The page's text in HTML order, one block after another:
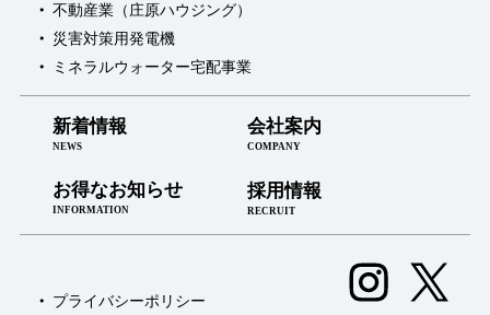
不動産業（庄原ハウジング）
災害対策用発電機
ミネラルウォーター宅配事業
新着情報
NEWS
お得なお知らせ
INFORMATION
会社案内
COMPANY
採用情報
RECRUIT
プライバシーポリシー